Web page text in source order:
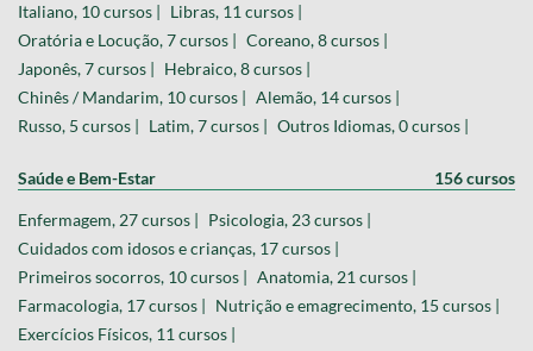
Italiano, 10 cursos | Libras, 11 cursos |
Oratória e Locução, 7 cursos | Coreano, 8 cursos |
Japonês, 7 cursos | Hebraico, 8 cursos |
Chinês / Mandarim, 10 cursos | Alemão, 14 cursos |
Russo, 5 cursos | Latim, 7 cursos | Outros Idiomas, 0 cursos |
Saúde e Bem-Estar 156 cursos
Enfermagem, 27 cursos | Psicologia, 23 cursos |
Cuidados com idosos e crianças, 17 cursos |
Primeiros socorros, 10 cursos | Anatomia, 21 cursos |
Farmacologia, 17 cursos | Nutrição e emagrecimento, 15 cursos |
Exercícios Físicos, 11 cursos |